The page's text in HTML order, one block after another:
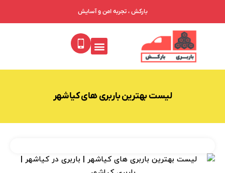
بارکش ، تجربه امن و آسایش
لیست بهترین باربری های کیاشهر